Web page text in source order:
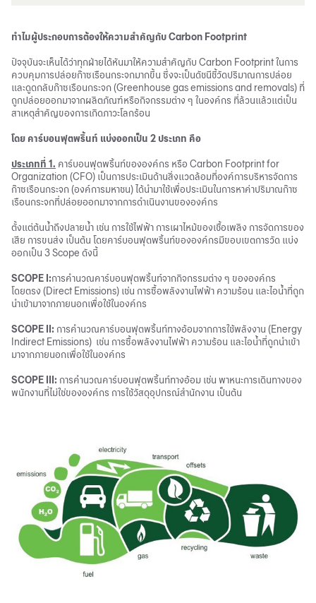
ทำไมผู้ประกอบการต้องให้ความสำคัญกับ Carbon Footprint
ปัจจุบันจะเห็นได้ว่าทุกฝ่ายได้หันมาให้ความสำคัญกับ Carbon Footprint ในการ
ควบคุมการปล่อยก๊าซเรือนกระจกมากขึ้น ซึ่งจะเป็นดัชนีชี้วัดปริมาณการปล่อย
และดูดกลับก๊าซเรือนกระจก (Greenhouse gas emissions and removals) ที่
ถูกปล่อยออกมาจากผลิตภัณฑ์หรือกิจกรรมต่าง ๆ ในองค์กร ที่ล้วนแล้วแต่เป็น
สาเหตุสำคัญของการเกิดภาวะโลกร้อน
โดย คาร์บอนฟุตพริ้นท์ แบ่งออกเป็น 2 ประเภท คือ
ประเภทที่ 1. คาร์บอนฟุตพริ้นท์ขององค์กร หรือ Carbon Footprint for
Organization (CFO) เป็นการประเมินด้านสิ่งแวดล้อมที่องค์การบริหารจัดการ
ก๊าซเรือนกระจก (องค์การมหาชน) ได้นำมาใช้เพื่อประเมินในการหาค่าปริมาณก๊าซ
เรือนกระจกที่ปล่อยออกมาจากการดำเนินงานขององค์กร
ตั้งแต่ต้นน้ำถึงปลายน้ำ เช่น การใช้ไฟฟ้า การเผาไหม้ของเชื้อเพลิง การจัดการของ
เสีย การขนส่ง เป็นต้น โดยคาร์บอนฟุตพริ้นท์ขององค์กรมีขอบเขตการวัด แบ่ง
ออกเป็น 3 Scope ดังนี้
SCOPE I:การคำนวณคาร์บอนฟุตพริ้นท์จากกิจกรรมต่าง ๆ ขององค์กร
โดยตรง (Direct Emissions) เช่น การซื้อพลังงานไฟฟ้า ความร้อน และไอน้ำที่ถูก
นำเข้ามาจากภายนอกเพื่อใช้ในองค์กร
SCOPE II: การคำนวณคาร์บอนฟุตพริ้นท์ทางอ้อมจากการใช้พลังงาน (Energy
Indirect Emissions) เช่น การซื้อพลังงานไฟฟ้า ความร้อน และไอน้ำที่ถูกนำเข้า
มาจากภายนอกเพื่อใช้ในองค์กร
SCOPE III: การคำนวณคาร์บอนฟุตพริ้นท์ทางอ้อม เช่น พาหนะการเดินทางของ
พนักงานที่ไม่ใช่ขององค์กร การใช้วัสดุอุปกรณ์สำนักงาน เป็นต้น